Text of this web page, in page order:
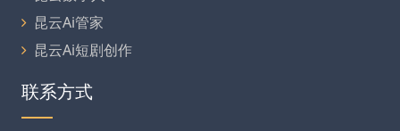
昆云Ai管家
昆云Ai短剧创作
联系方式